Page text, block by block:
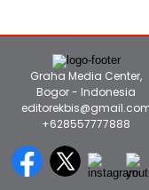
Graha Media Center,
Bogor - Indonesia
+628557777888